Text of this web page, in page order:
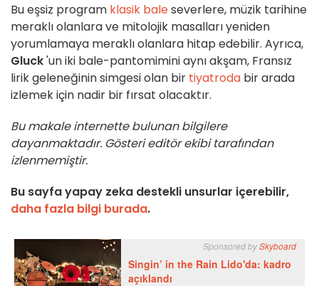
Bu eşsiz program klasik baleseverlere, müzik tarihine
meraklı olanlara ve mitolojik masalları yeniden
yorumlamaya meraklı olanlara hitap edebilir. Ayrıca,
Gluck'un iki bale-pantomimini aynı akşam, Fransız
lirik geleneğinin simgesi olan bir tiyatroda bir arada
izlemek için nadir bir fırsat olacaktır.
Bu makale internette bulunan bilgilere
dayanmaktadır. Gösteri editör ekibi tarafından
izlenmemiştir.
Bu sayfa yapay zeka destekli unsurlar içerebilir,
daha fazla bilgi burada.